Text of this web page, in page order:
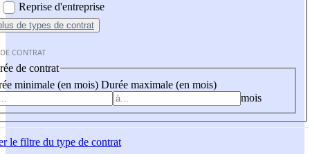
Reprise d'entreprise
de types de contrat
CONTRAT
de contrat
minimale (en mois) Durée maximale (en mois)
mois
le filtre du type de contrat